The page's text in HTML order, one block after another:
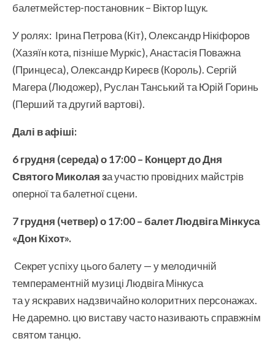
балетмейстер-постановник – Віктор Іщук.
У ролях: Ірина Петрова (Кіт), Олександр Нікіфоров
(Хазяїн кота, пізніше Муркіс), Анастасія Поважна
(Принцеса), Олександр Киреєв (Король). Сергій
Магера (Людожер), Руслан Танський та Юрій Горинь
(Перший та другий вартові).
Далі в афіші:
6 грудня (середа) о 17:00 – Концерт до Дня
Святого Миколая за участю провідних майстрів
оперної та балетної сцени.
7 грудня (четвер) о 17:00–балет Людвіга Мінкуса
«Дон Кіхот».
Секрет успіху цього балету — у мелодичній
темпераментній музиці Людвіга Мінкуса
та у яскравих надзвичайно колоритних персонажах.
Не даремно. цю виставу часто називають справжнім
святом танцю.